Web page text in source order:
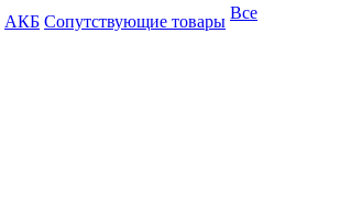
АКБ Сопутствующие товары Все